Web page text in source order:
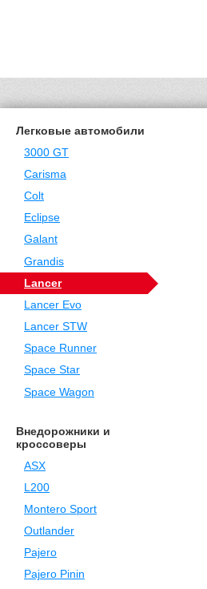
Легковые автомобили
3000 GT
Carisma
Colt
Eclipse
Galant
Grandis
Lancer
Lancer Evo
Lancer STW
Space Runner
Space Star
Space Wagon
Внедорожники и
кроссоверы
ASX
L200
Montero Sport
Outlander
Pajero
Pajero Pinin